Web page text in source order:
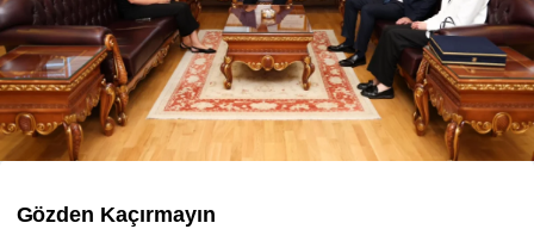
Gözden Kaçırmayın